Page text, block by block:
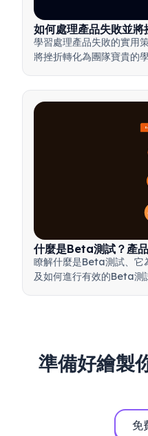
如何處理產品失敗並將
學習處理產品失敗的實用
將挫折轉化為團隊寶貴的學
什麼是Beta測試？產
瞭解什麼是Beta測試、它
及如何進行有效的Beta測
準備好繪製
免